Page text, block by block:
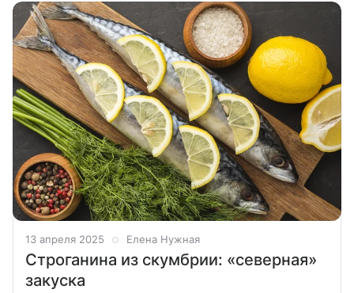
13 апреля 2025 Елена Нужная
Строганина из скумбрии: «северная»
закуска